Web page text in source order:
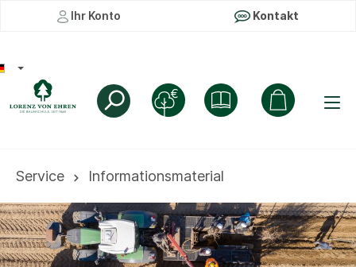
Ihr Konto Kontakt
Service Informationsmaterial